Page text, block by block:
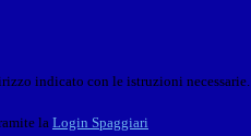
indicato con le istruzioni necessarie.
la Login Spaggiari